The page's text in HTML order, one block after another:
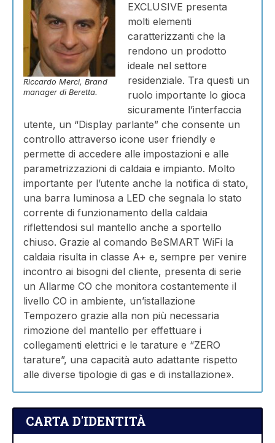
Riccardo Merci, Brand
manager di Beretta.
EXCLUSIVE presenta
molti elementi
caratterizzanti che la
rendono un prodotto
ideale nel settore
residenziale. Tra questi un
ruolo importante lo gioca
sicuramente l’interfaccia
utente, un “Display parlante” che consente un
controllo attraverso icone user friendly e
permette di accedere alle impostazioni e alle
parametrizzazioni di caldaia e impianto. Molto
importante per l’utente anche la notifica di stato,
una barra luminosa a LED che segnala lo stato
corrente di funzionamento della caldaia
riflettendosi sul mantello anche a sportello
chiuso. Grazie al comando BeSMART WiFi la
caldaia risulta in classe A+ e, sempre per venire
incontro ai bisogni del cliente, presenta di serie
un Allarme CO che monitora costantemente il
livello CO in ambiente, un’istallazione
Tempozero grazie alla non più necessaria
rimozione del mantello per effettuare i
collegamenti elettrici e le tarature e “ZERO
tarature”, una capacità auto adattante rispetto
alle diverse tipologie di gas e di installazione».
CARTA D'IDENTITÀ